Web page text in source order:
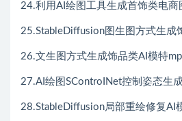
24.利用AI绘图工具生成首饰类电商
25.StableDiffusion图生图方式生成
26.文生图方式生成饰品类AI模特
27.AI绘图SControINet控制姿态生
28.StableDiffusion局部重绘修复AI